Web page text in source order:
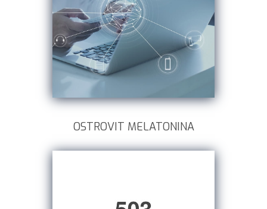
OSTROVIT MELATONINA